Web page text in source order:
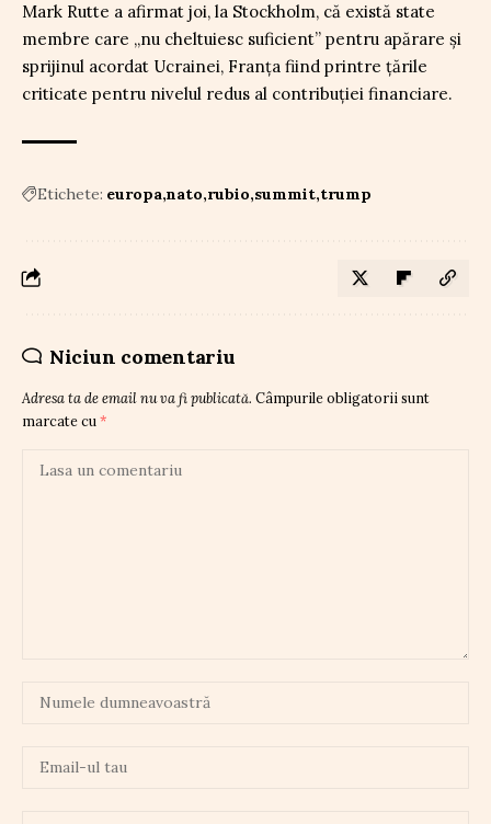
Mark Rutte a afirmat joi, la Stockholm, că există state
membre care „nu cheltuiesc suficient” pentru apărare și
sprijinul acordat Ucrainei, Franța fiind printre țările
criticate pentru nivelul redus al contribuției financiare.
Etichete: europa nato rubio summit trump
Niciun comentariu
Adresa ta de email nu va fi publicată. Câmpurile obligatorii sunt
marcate cu *